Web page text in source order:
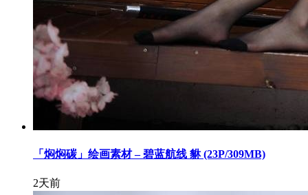
「焖焖碳」绘画素材 – 碧蓝航线 貅 (23P/309MB)
2天前